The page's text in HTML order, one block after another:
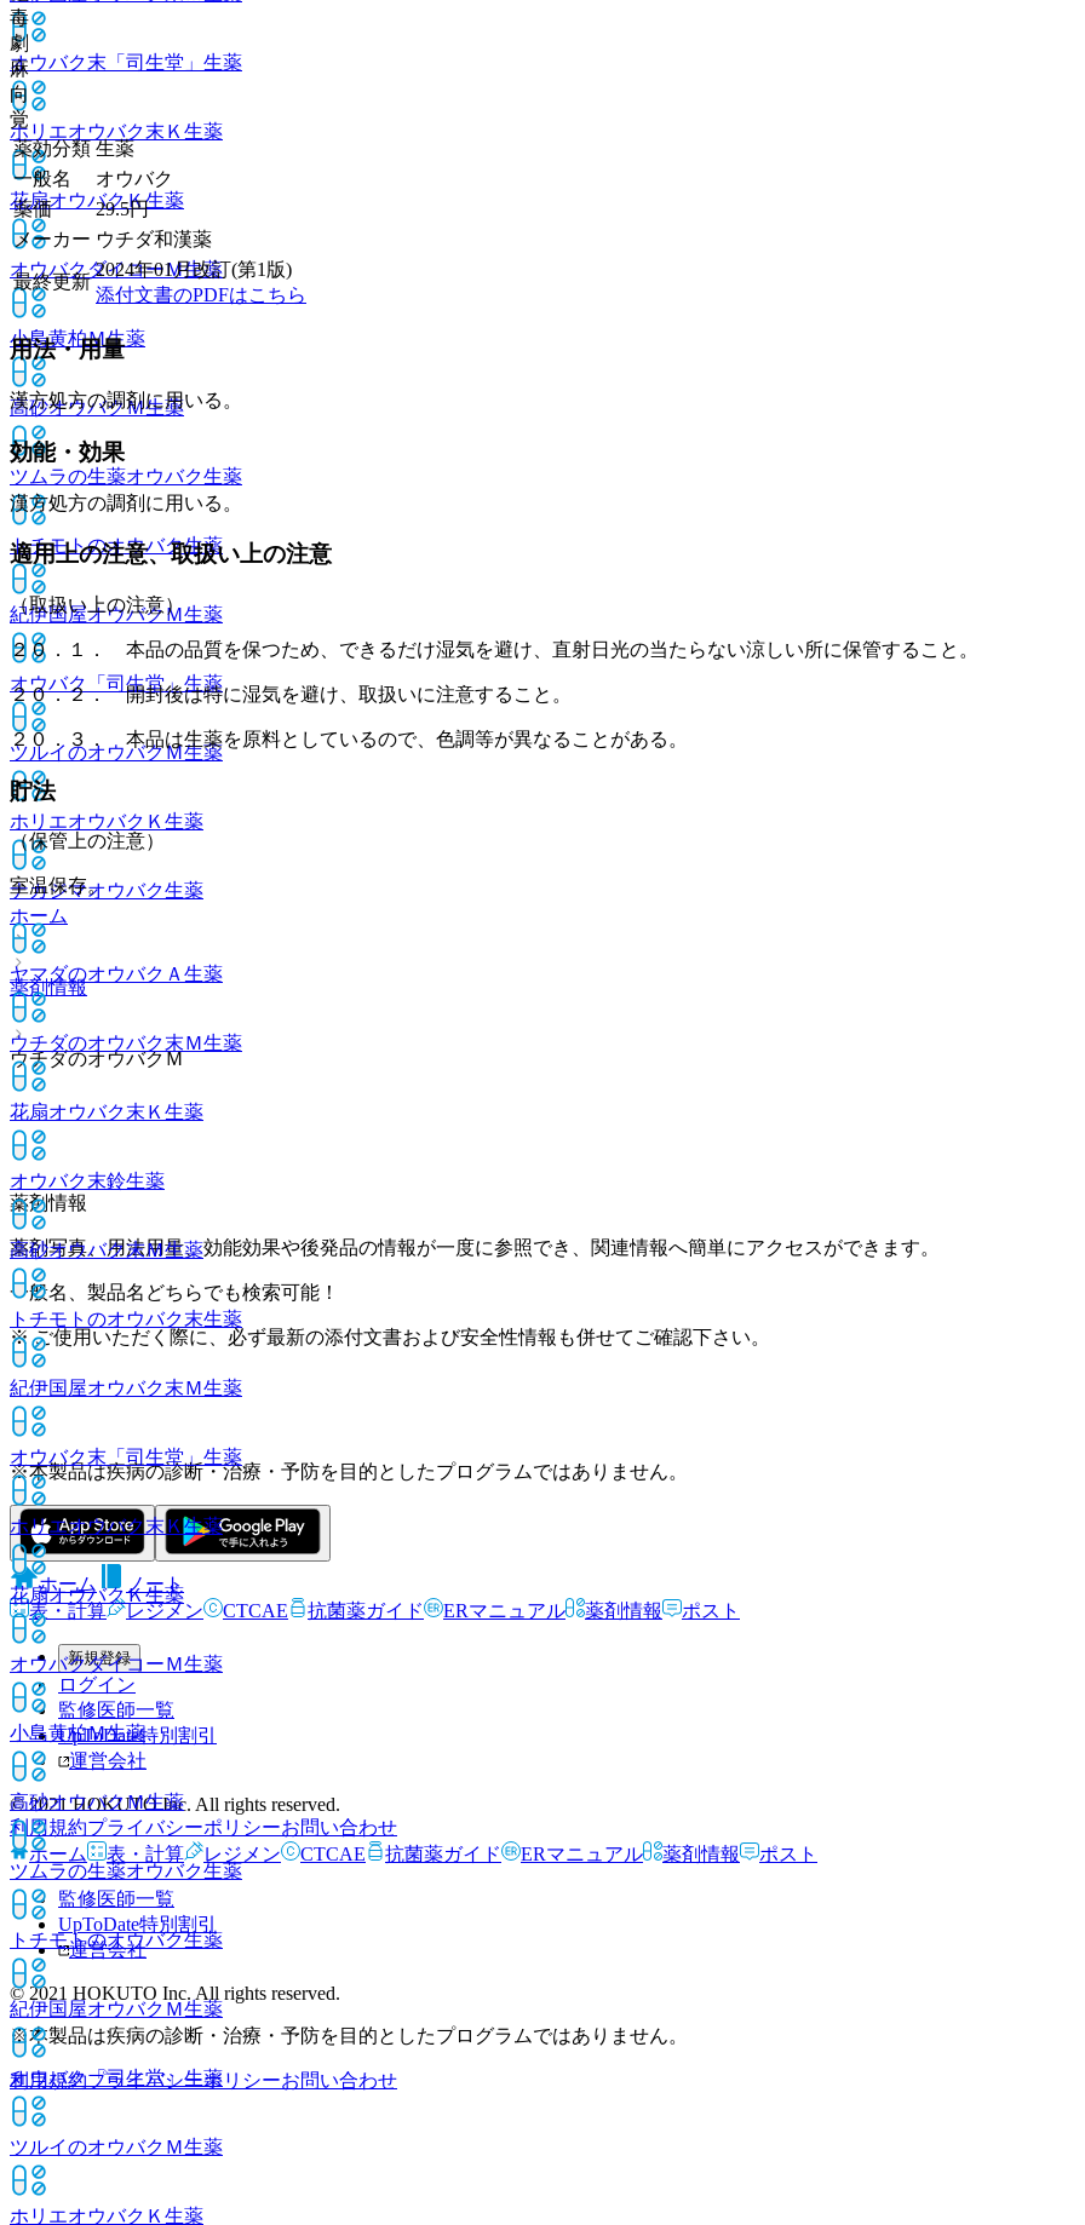
オウバク末「司生堂」 生薬
ホリエオウバク末Ｋ 生薬
花扇オウバクＫ生薬
オウバクダイコーＭ生薬
小島黄柏Ｍ生薬
高砂オウバクＭ生薬
ツムラの生薬オウバク生薬
トチモトのオウバク生薬
紀伊国屋オウバクＭ生薬
オウバク「司生堂」生薬
ツルイのオウバクＭ生薬
ホリエオウバクＫ 生薬
ナカジマオウバク生薬
ホーム
薬剤情報
ウチダのオウバクＭ
毒
劇
麻
向
覚
薬効分類 生薬
一般名
オウバク
薬価
29.5円
メーカー ウチダ和漢薬
最終更新
2024年01月改訂(第1版)
添付文書のPDFはこちら
用法・用量
漢方処方の調剤に用いる。
効能・効果
漢方処方の調剤に用いる。
適用上の注意、取扱い上の注意
（取扱い上の注意）
２０．１． 本品の品質を保つため、できるだけ湿気を避け、直射日光の当たらない涼しい所に保管すること。
２０．２． 開封後は特に湿気を避け、取扱いに注意すること。
２０．３． 本品は生薬を原料としているので、色調等が異なることがある。
貯法
（保管上の注意）
室温保存。
ヤマダのオウバクＡ 生薬
ウチダのオウバク末Ｍ生薬
花扇オウバク末Ｋ 生薬
オウバク末鈴生薬
高砂オウバク末Ｍ生薬
トチモトのオウバク末生薬
紀伊国屋オウバク末Ｍ生薬
オウバク末「司生堂」 生薬
ホリエオウバク末Ｋ 生薬
花扇オウバクＫ生薬
オウバクダイコーＭ生薬
小島黄柏Ｍ生薬
高砂オウバクＭ生薬
ツムラの生薬オウバク生薬
トチモトのオウバク生薬
紀伊国屋オウバクＭ生薬
オウバク「司生堂」生薬
ツルイのオウバクＭ生薬
ホリエオウバクＫ 生薬
薬剤情報
薬剤写真、用法用量、効能効果や後発品の情報が一度に参照でき、関連情報へ簡単にアクセスができます。
一般名、製品名どちらでも検索可能！
※ ご使用いただく際に、必ず最新の添付文書および安全性情報も併せてご確認下さい。
※本製品は疾病の診断・治療・予防を目的としたプログラムではありません。
ホーム
ノート
表・計算
レジメン CTCAE 抗菌薬ガイド ERマニュアル 薬剤情報 ポスト
新規登録
ログイン
監修医師一覧
UpToDate特別割引
運営会社
© 2021 HOKUTO Inc. All rights reserved.
利用規約プライバシーポリシーお問い合わせ
ホーム
表・計算 レジメン CTCAE 抗菌薬ガイド ERマニュアル 薬剤情報 ポスト
監修医師一覧
UpToDate特別割引
運営会社
© 2021 HOKUTO Inc. All rights reserved.
※本製品は疾病の診断・治療・予防を目的としたプログラムではありません。
利用規約プライバシーポリシーお問い合わせ